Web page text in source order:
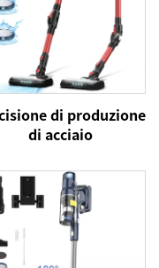
di produzione
di acciaio